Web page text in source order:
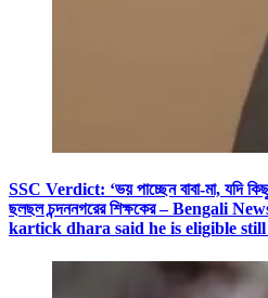
SSC Verdict: ‘ভয় পাচ্ছেন বাবা-মা, যদি
ছলছল চন্দননগরের শিক্ষকের – Bengali
kartick dhara said he is eligible